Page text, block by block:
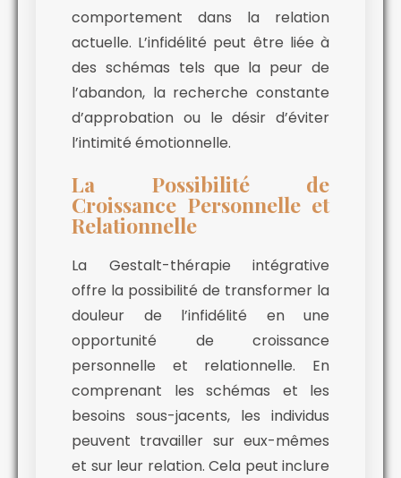
comportement dans la relation
actuelle. L’infidélité peut être liée à
des schémas tels que la peur de
l’abandon, la recherche constante
d’approbation ou le désir d’éviter
l’intimité émotionnelle.
La Possibilité de
Croissance Personnelle et
Relationnelle
La Gestalt-thérapie intégrative
offre la possibilité de transformer la
douleur de l’infidélité en une
opportunité de croissance
personnelle et relationnelle. En
comprenant les schémas et les
besoins sous-jacents, les individus
peuvent travailler sur eux-mêmes
et sur leur relation. Cela peut inclure